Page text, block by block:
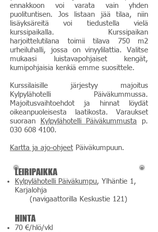
ennakkoon voi varata vain yhden
puolituntisen. Jos listaan jää tilaa, niin
lisäyksäreitä voi tiedustella vielä
kurssipaikalla. Kurssipaikan
harjoittelutilana toimii tilava 750 m2
urheiluhalli, jossa on vinyylilattia. Valitse
mukaasi luistavapohjaiset kengät,
kumipohjaisia kenkiä emme suosittele.
Kurssilaisille järjestyy majoitus
Kylpylähotelli Päiväkummussa.
Majoitusvaihtoehdot ja hinnat löydät
oikeanpuoleisesta laatikosta. Varaukset
suoraan
Kylpylähotelli Päiväkummusta p.
030 608 4100.
Kartta ja ajo-ohjeet Päiväkumpuun.
LEIRIPAIKKA
Kylpylähotelli Päiväkumpu, Ylhäntie 1,
Karjalohja
(navigaattorilla Keskustie 121)
HINTA
70 €/hlö/vkl